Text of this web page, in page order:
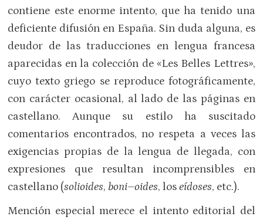
contiene este enorme intento, que ha tenido una
deficiente difusión en España. Sin duda alguna, es
deudor de las traducciones en lengua francesa
aparecidas en la colección de «Les Belles Lettres»,
cuyo texto griego se reproduce fotográficamente,
con carácter ocasional, al lado de las páginas en
castellano. Aunque su estilo ha suscitado
comentarios encontrados, no respeta a veces las
exigencias propias de la lengua de llegada, con
expresiones que resultan incomprensibles en
castellano (solioides, boni–oides, loseídoses, etc.).
Mención especial merece el intento editorial del